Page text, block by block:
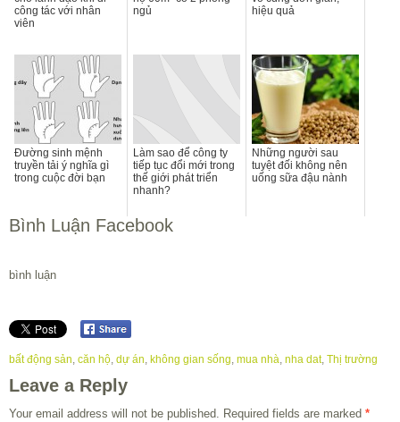
công tác với nhân
viên
ngủ
hiệu quả
Đường sinh mệnh
truyền tải ý nghĩa gì
trong cuộc đời bạn
Làm sao để công ty
tiếp tục đổi mới trong
thế giới phát triển
nhanh?
Những người sau
tuyệt đối không nên
uống sữa đậu nành
Bình Luận Facebook
bình luận
bất động sản, căn hộ, dự án, không gian sống, mua nhà, nha dat, Thị trường
Leave a Reply
Your email address will not be published. Required fields are marked *